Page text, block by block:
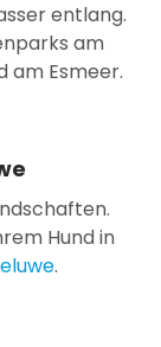
entlang.
am
am Esmeer.
Hund in
.